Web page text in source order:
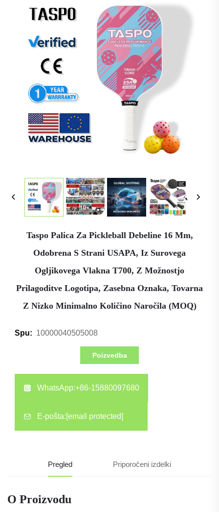
Taspo Palica Za Pickleball Debeline 16 Mm,
Odobrena S Strani USAPA, Iz Surovega
Ogljikovega Vlakna T700, Z Možnostjo
Prilagoditve Logotipa, Zasebna Oznaka, Tovarna
Z Nizko Minimalno Količino Naročila (MOQ)
Spu: 10000040505008
Poizvedba
WhatsApp:+86-15880097680
E-pošta: [email protected]
Pregled Priporočeni izdelki
O Proizvodu